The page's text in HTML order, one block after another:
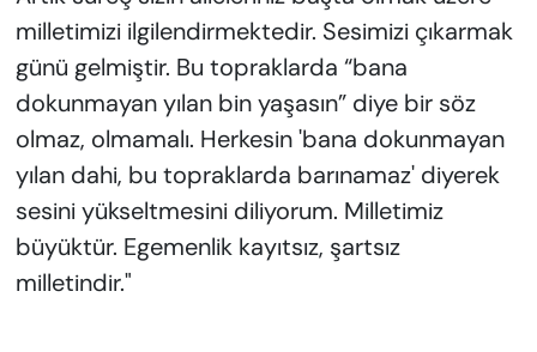
milletimizi ilgilendirmektedir. Sesimizi çıkarmak
günü gelmiştir. Bu topraklarda “bana
dokunmayan yılan bin yaşasın” diye bir söz
olmaz, olmamalı. Herkesin 'bana dokunmayan
yılan dahi, bu topraklarda barınamaz' diyerek
sesini yükseltmesini diliyorum. Milletimiz
büyüktür. Egemenlik kayıtsız, şartsız
milletindir."